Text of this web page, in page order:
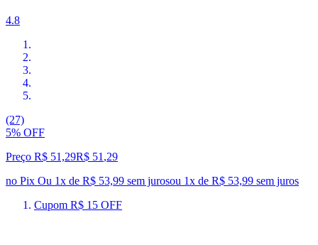
4.8
(27)
5% OFF
Preço R$ 51,29R$ 51 ,29
no Pix Ou 1x de R$ 53,99 sem jurosou 1x de R$ 53,99 sem juros
Cupom R$ 15 OFF